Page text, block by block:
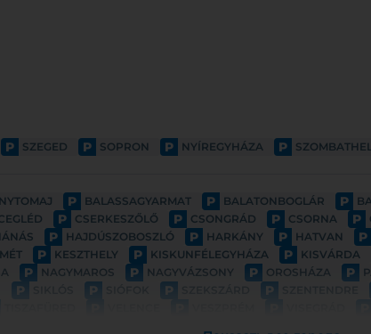
P SZEGED P SOPRON P NYÍREGYHÁZA P
P BALASSAGYARMAT P BALATONBOGLÁR P
P CSERKESZŐLŐ P CSONGRÁD P CSORNA P
P HAJDÚSZOBOSZLÓ P HARKÁNY P HATVAN P
P KESZTHELY P KISKUNFÉLEGYHÁZA P KISVÁRDA
P NAGYMAROS P NAGYVÁZSONY P OROSHÁZA P
P P P P